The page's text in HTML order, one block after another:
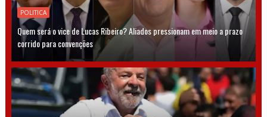
POLITICA
Quem será o vice de Lucas Ribeiro? Aliados pressionam em meio a prazo
corrido para convenções